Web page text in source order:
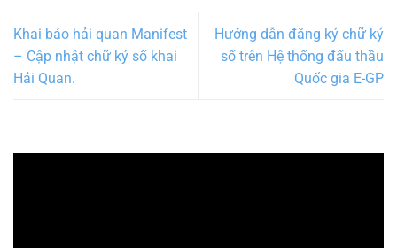
Khai báo hải quan Manifest
– Cập nhật chữ ký số khai
Hải Quan.
Hướng dẫn đăng ký chữ ký
số trên Hệ thống đấu thầu
Quốc gia E-GP